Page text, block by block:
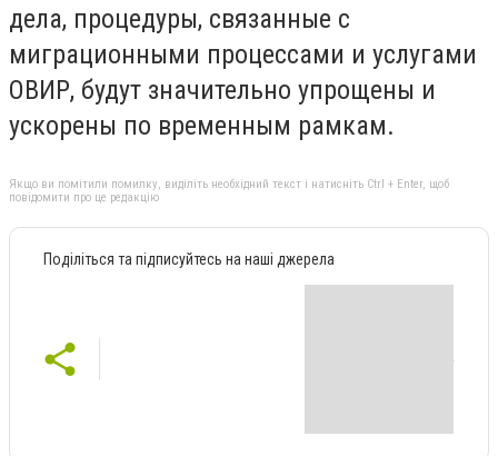
дела, процедуры, связанные с
миграционными процессами и услугами
ОВИР, будут значительно упрощены и
ускорены по временным рамкам.
Якщо ви помітили помилку, виділіть необхідний текст і натисніть Ctrl + Enter, щоб
повідомити про це редакцію
Поділіться та підписуйтесь на наші джерела